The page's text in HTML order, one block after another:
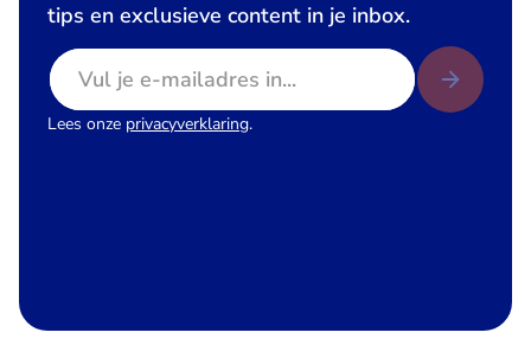
tips en exclusieve content in je inbox.
E-mailadres
Lees onze privacyverklaring.